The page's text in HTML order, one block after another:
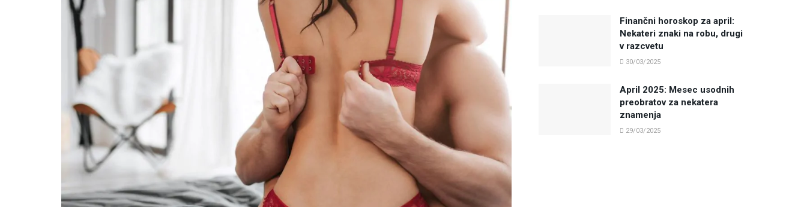
Finančni horoskop za april:
Nekateri znaki na robu, drugi
v razcvetu
30/03/2025
April 2025: Mesec usodnih
preobratov za nekatera
znamenja
29/03/2025